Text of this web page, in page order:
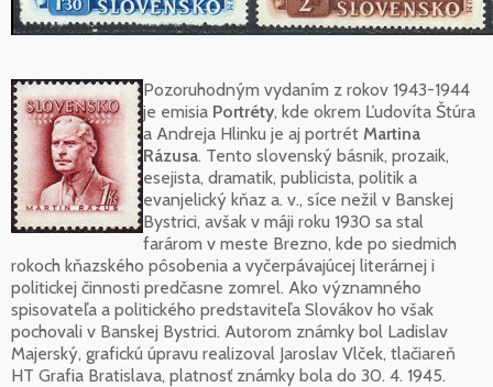
Pozoruhodným vydaním z rokov 1943-1944
je emisia Portréty, kde okrem Ľudovíta Štúra
a Andreja Hlinku je aj portrét Martina
Rázusa. Tento slovenský básnik, prozaik,
esejista, dramatik, publicista, politik a
evanjelický kňaz a. v., síce nežil v Banskej
Bystrici, avšak v máji roku 1930 sa stal
farárom v meste Brezno, kde po siedmich
rokoch kňazského pôsobenia a vyčerpávajúcej literárnej i
politickej činnosti predčasne zomrel. Ako významného
spisovateľa a politického predstaviteľa Slovákov ho však
pochovali v Banskej Bystrici. Autorom známky bol Ladislav
Majerský, grafickú úpravu realizoval Jaroslav Vlček, tlačiareň
HT Grafia Bratislava, platnosť známky bola do 30. 4. 1945.